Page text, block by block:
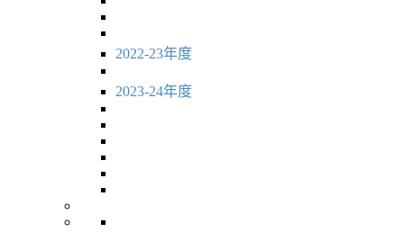
2022-23年度
2023-24年度